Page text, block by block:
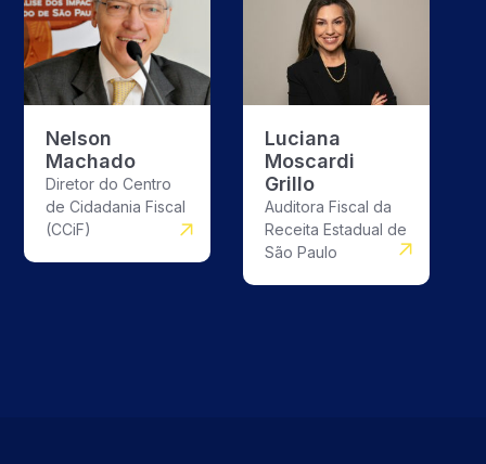
Nelson
Machado
Diretor do Centro
de Cidadania Fiscal
(CCiF)
Luciana
Moscardi
Grillo
Auditora Fiscal da
Receita Estadual de
São Paulo